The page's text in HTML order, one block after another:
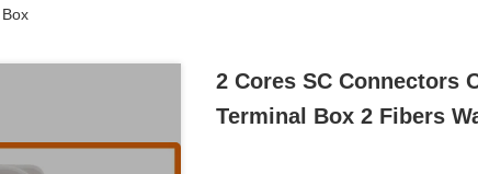
2 Cores SC Connectors
Terminal Box 2 Fibers